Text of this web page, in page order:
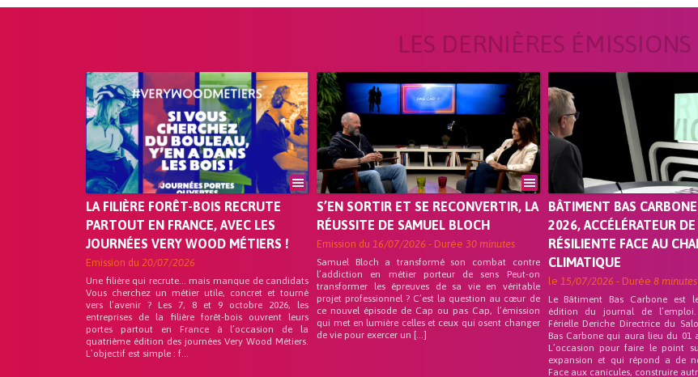
LES DERNIÈRES ÉMISSIONS
LA FILIÈRE FORÊT-BOIS RECRUTE
PARTOUT EN FRANCE, AVEC LES
JOURNÉES VERY WOOD MÉTIERS !
Emission du 20/07/2026
Une filière qui recrute… mais manque de candidats
Vous cherchez un métier utile, concret et tourné
vers l’avenir ? Les 7, 8 et 9 octobre 2026, les
entreprises de la filière forêt-bois ouvrent leurs
portes partout en France à l’occasion de la
quatrième édition des journées Very Wood Métiers.
L’objectif est simple : f...
S’EN SORTIR ET SE RECONVERTIR, LA
RÉUSSITE DE SAMUEL BLOCH
Emission du 16/07/2026 - Durée 30 minutes
Samuel Bloch a transformé son combat contre
l’addiction en métier porteur de sens Peut-on
transformer les épreuves de sa vie en véritable
projet professionnel ? C’est la question au cœur de
ce nouvel épisode de Cap ou pas Cap, l’émission
qui met en lumière celles et ceux qui osent changer
de vie pour exercer un […]
BÂTIMENT BAS
2026, ACCÉLÉRATEUR DE
RÉSILIENTE FACE AU
CLIMATIQUE
le 15/07/2026 - Durée 8 minutes
Le Bâtiment Bas Carbone est
édition du journal de l’emploi.
Férielle Deriche Directrice du
Bas Carbone qui aura lieu du 01
L’occasion pour faire le point
expansion et qui répond a de
Face aux canicules, construire